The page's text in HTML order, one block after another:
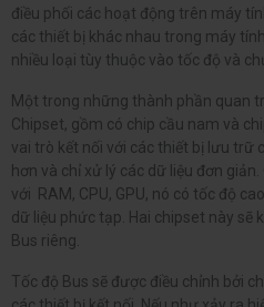
điều phối các hoạt động trên máy
các thiết bị khác nhau trong máy
nhiều loại tùy thuộc vào tốc độ và
Một trong những thành phần quan
Chipset, gồm có chip cầu nam và
vai trò kết nối với các thiết bị lưu trữ
hơn và chỉ xử lý các dữ liệu đơn
với RAM, CPU, GPU, nó có tốc độ
dữ liệu phức tạp. Hai chipset này sẽ
Bus riêng.
Tốc độ Bus sẽ được điều chỉnh bởi